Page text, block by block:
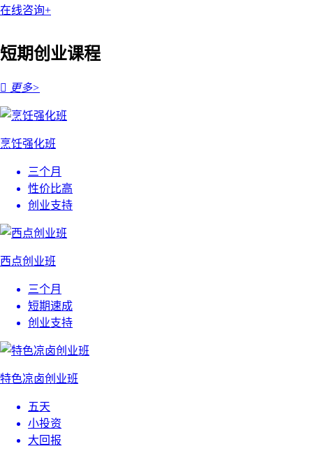
在线咨询+
短期创业课程
 更多>
烹饪强化班
三个月
性价比高
创业支持
西点创业班
三个月
短期速成
创业支持
特色凉卤创业班
五天
小投资
大回报